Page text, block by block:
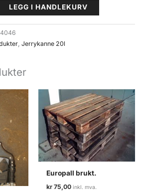
LEGG I HANDLEKURV
Jerrykanne 20l
Europall brukt.
kr 75,00